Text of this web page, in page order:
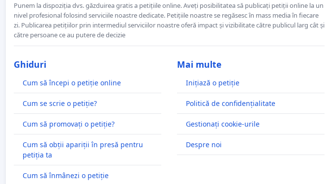
Punem la dispoziția dvs. găzduirea gratis a petițiile online. Aveți posibilitatea să publicați petiții online la un
nivel profesional folosind serviciile noastre dedicate. Petițiile noastre se regăsesc în mass media în fiecare
zi. Publicarea petițiilor prin intermediul serviciilor noastre oferă impact și vizibilitate către publicul larg cât și
către persoane ce au putere de decizie
Ghiduri
Cum să începi o petiție online
Cum se scrie o petiție?
Cum să promovați o petiție?
Cum să obții apariții în presă pentru
petiția ta
Cum să înmânezi o petiție
Mai multe
Inițiază o petiție
Politică de confidențialitate
Gestionați cookie-urile
Despre noi